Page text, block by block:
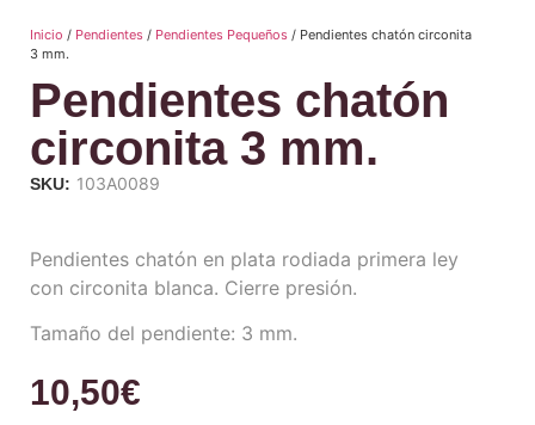
Inicio / Pendientes / Pendientes Pequeños / Pendientes chatón circonita
3 mm.
Pendientes chatón
circonita 3 mm.
SKU: 103A0089
Pendientes chatón en plata rodiada primera ley
con circonita blanca. Cierre presión.
Tamaño del pendiente: 3 mm.
10,50€